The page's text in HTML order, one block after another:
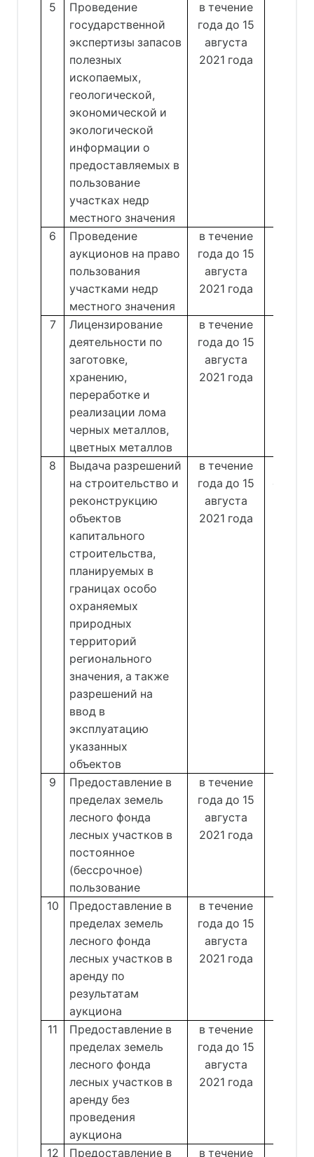
5
Проведение
государственной
экспертизы запасов
полезных
ископаемых,
геологической,
экономической и
экологической
информации о
предоставляемых в
пользование
участках недр
местного значения
в течение
года до 15
августа
2021 года
6
Проведение
аукционов на право
пользования
участками недр
местного значения
в течение
года до 15
августа
2021 года
7
Лицензирование
деятельности по
заготовке,
хранению,
переработке и
реализации лома
черных металлов,
цветных металлов
в течение
года до 15
августа
2021 года
8
Выдача разрешений
на строительство и
реконструкцию
объектов
капитального
строительства,
планируемых в
границах особо
охраняемых
природных
территорий
регионального
значения, а также
разрешений на
ввод в
эксплуатацию
указанных
объектов
в течение
года до 15
августа
2021 года
9
Предоставление в
пределах земель
лесного фонда
лесных участков в
постоянное
(бессрочное)
пользование
в течение
года до 15
августа
2021 года
10
Предоставление в
пределах земель
лесного фонда
лесных участков в
аренду по
результатам
аукциона
в течение
года до 15
августа
2021 года
11
Предоставление в
пределах земель
лесного фонда
лесных участков в
аренду без
проведения
аукциона
в течение
года до 15
августа
2021 года
12 Предоставление в в течение